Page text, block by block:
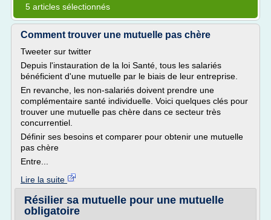
5 articles sélectionnés
Comment trouver une mutuelle pas chère
Tweeter sur twitter
Depuis l'instauration de la loi Santé, tous les salariés
bénéficient d'une mutuelle par le biais de leur entreprise.
En revanche, les non-salariés doivent prendre une
complémentaire santé individuelle. Voici quelques clés pour
trouver une mutuelle pas chère dans ce secteur très
concurrentiel.
Définir ses besoins et comparer pour obtenir une mutuelle
pas chère
Entre...
Lire la suite
Résilier sa mutuelle pour une mutuelle
obligatoire